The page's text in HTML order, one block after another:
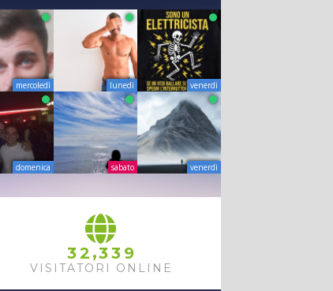
mercoledì lunedì venerdì
domenica sabato venerdì
32 ,33 9
VISITATORI ONLINE